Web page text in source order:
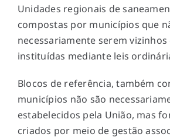
Unidades regionais de
compostas por municípios que
necessariamente serem vizinhos
instituídas mediante leis
Blocos de referência, também
municípios não são
estabelecidos pela União, mas
criados por meio de gestão